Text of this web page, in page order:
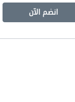
انضم الآن